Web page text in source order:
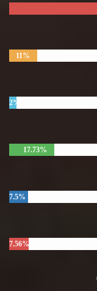
11%
2%
17.73%
7.5%
7.56%